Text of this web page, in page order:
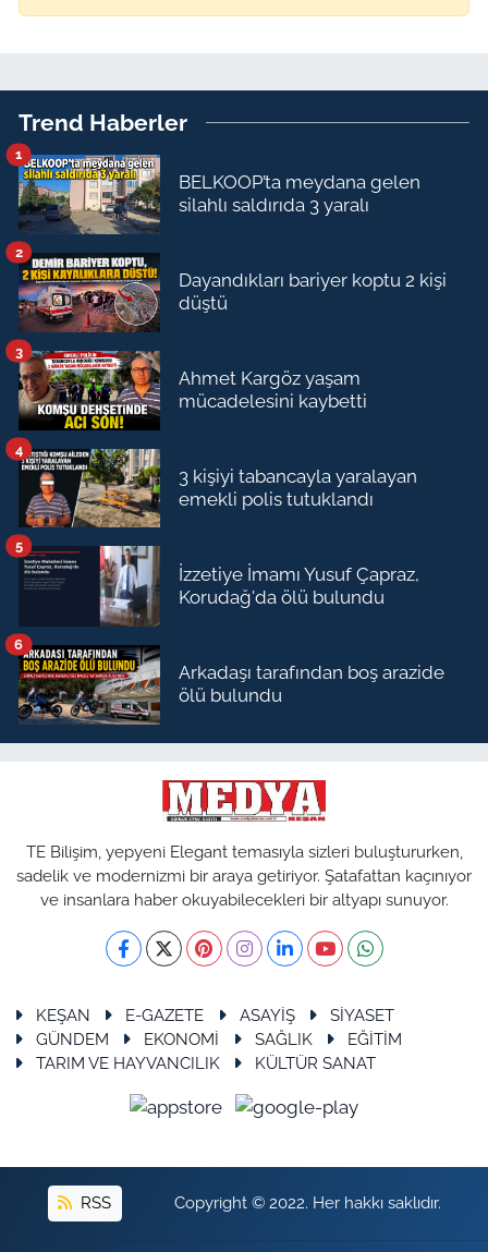
Trend Haberler
BELKOOP’ta meydana gelen
silahlı saldırıda 3 yaralı
1
Dayandıkları bariyer koptu 2 kişi
düştü
2
Ahmet Kargöz yaşam
mücadelesini kaybetti
3
3 kişiyi tabancayla yaralayan
emekli polis tutuklandı
4
İzzetiye İmamı Yusuf Çapraz,
Korudağ'da ölü bulundu
5
Arkadaşı tarafından boş arazide
ölü bulundu
6
TE Bilişim, yepyeni Elegant temasıyla sizleri buluştururken,
sadelik ve modernizmi bir araya getiriyor. Şatafattan kaçınıyor
ve insanlara haber okuyabilecekleri bir altyapı sunuyor.
KEŞAN E-GAZETE ASAYİŞ
SİYASET
GÜNDEM
EKONOMİ SAĞLIK
EĞİTİM
TARIM VE HAYVANCILIK
KÜLTÜR SANAT
RSS Copyright © 2022. Her hakkı saklıdır.